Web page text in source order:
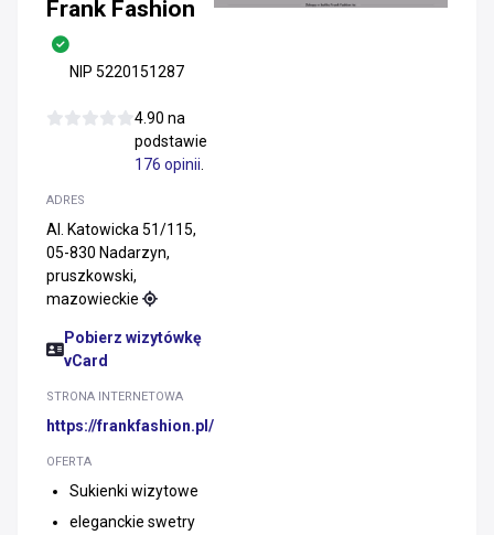
Frank Fashion
NIP 5220151287
4.90 na
podstawie
176 opinii
ADRES
Al. Katowicka 51/115,
05-830 Nadarzyn,
pruszkowski,
mazowieckie
Pobierz wizytówkę
vCard
STRONA INTERNETOWA
https://frankfashion.pl/
OFERTA
Sukienki wizytowe
eleganckie swetry